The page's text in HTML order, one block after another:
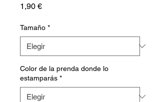
1,90 €Precio
Tamaño *
Color de la prenda donde lo
estamparás *